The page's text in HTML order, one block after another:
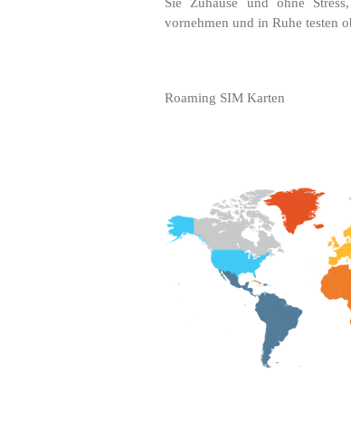
vornehmen und in Ruhe testen
Roaming SIM Karten